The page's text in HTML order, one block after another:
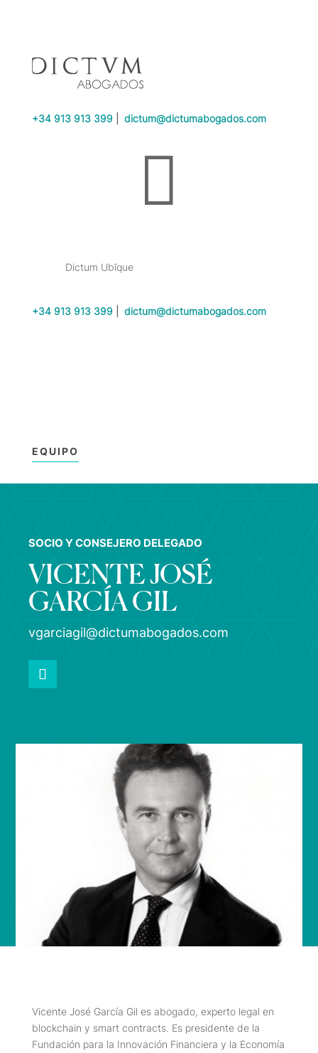
+34 913 913 399 dictum@dictumabogados.com

Dictum Ubīque
+34 913 913 399 dictum@dictumabogados.com
EQUIPO
SOCIO Y CONSEJERO DELEGADO
VICENTE JOSÉ
GARCÍA GIL
vgarciagil@dictumabogados.com
Vicente José García Gil es abogado, experto legal en
blockchain y smart contracts. Es presidente de la
Fundación para la Innovación Financiera y la Economía